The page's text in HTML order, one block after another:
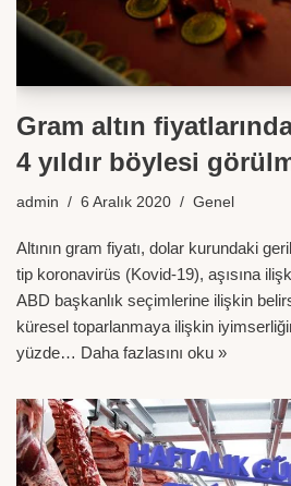
Gram altın
4 yıldır böylesi
admin 6 Aralık 2020 Genel
Altının gram fiyatı, dolar kurundaki
tip koronavirüs (Kovid-19), aşısına
ABD başkanlık seçimlerine ilişkin
küresel toparlanmaya ilişkin
yüzde… Daha fazlasını oku »